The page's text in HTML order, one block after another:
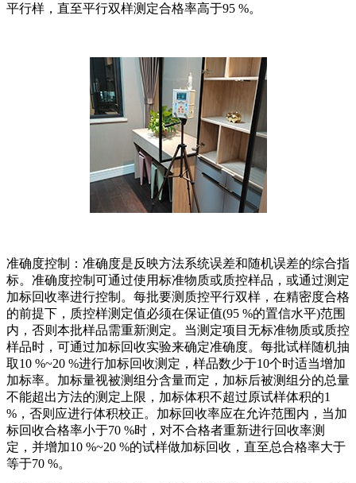
平行样，直至平行双样测定合格率高于95 %。
准确度控制：准确度是反映方法系统误差和随机误差的综合指
标。准确度控制可通过使用标准物质或质控样品，或通过测定
加标回收率进行控制。每批要测质控平行双样，在精密度合格
的前提下，质控样测定值必须在保证值(95 %的置信水平)范围
内，否则本批样品需重新测定。当测定项目无标准物质或质控
样品时，可通过加标回收实验来确定准确度。每批试样随机抽
取10 %~20 %进行加标回收测定，样品数少于10个时适当增加
加标率。加标量视被测组分含量而定，加标后被测组分的总量
不能超出方法的测定上限，加标体积不超过原试样体积的1
%，否则应进行体积校正。加标回收率应在允许范围内，当加
标回收合格率小于70 %时，对不合格者重新进行回收率测
定，并增加10 %~20 %的试样做加标回收，直至总合格率大于
等于70 %。